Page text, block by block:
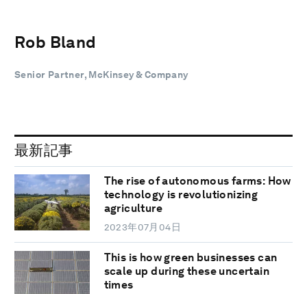
Rob Bland
Senior Partner, McKinsey & Company
最新記事
The rise of autonomous farms: How
technology is revolutionizing
agriculture
2023年07月04日
This is how green businesses can
scale up during these uncertain
times